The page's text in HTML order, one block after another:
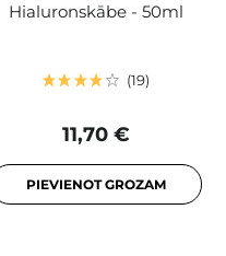
Hialuronskābe - 50ml
19
11,70 €
PIEVIENOT GROZAM